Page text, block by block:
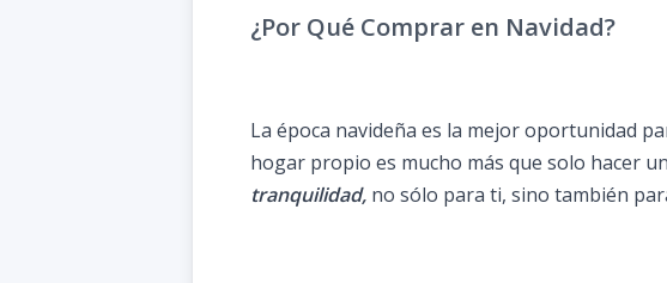
¿Por Qué Comprar en Navidad?
La época navideña es la mejor oportunidad
hogar propio es mucho más que solo hacer
tranquilidad, no sólo para ti, sino también